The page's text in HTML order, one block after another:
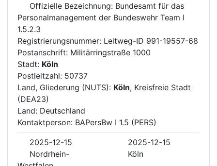
Offizielle Bezeichnung: Bundesamt für das
Personalmanagement der Bundeswehr Team I
1.5.2.3
Registrierungsnummer: Leitweg-ID 991-19557-68
Postanschrift: Militärringstraße 1000
Stadt: Köln
Postleitzahl: 50737
Land, Gliederung (NUTS): Köln, Kreisfreie Stadt
(DEA23)
Land: Deutschland
Kontaktperson: BAPersBw I 1.5 (PERS)
2025-12-15
2025-12-15
Nordrhein-
Köln